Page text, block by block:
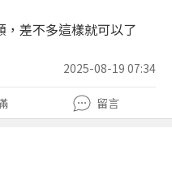
差不多這樣就可以了
2025-08-19 07:34
留言